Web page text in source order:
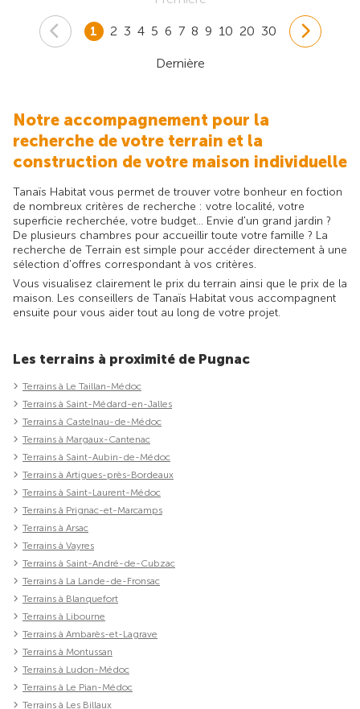
1 2 3 4 5 6 7 8 9 10 20 30
Dernière
Notre accompagnement pour la
recherche de votre terrain et la
construction de votre maison individuelle
Tanaïs Habitat vous permet de trouver votre bonheur en foction
de nombreux critères de recherche : votre localité, votre
superficie recherchée, votre budget... Envie d'un grand jardin ?
De plusieurs chambres pour accueillir toute votre famille ? La
recherche de Terrain est simple pour accéder directement à une
sélection d'offres correspondant à vos critères.
Vous visualisez clairement le prix du terrain ainsi que le prix de la
maison. Les conseillers de Tanaïs Habitat vous accompagnent
ensuite pour vous aider tout au long de votre projet.
Les terrains à proximité de Pugnac
Terrains à Le Taillan-Médoc
Terrains à Saint-Médard-en-Jalles
Terrains à Castelnau-de-Médoc
Terrains à Margaux-Cantenac
Terrains à Saint-Aubin-de-Médoc
Terrains à Artigues-près-Bordeaux
Terrains à Saint-Laurent-Médoc
Terrains à Prignac-et-Marcamps
Terrains à Arsac
Terrains à Vayres
Terrains à Saint-André-de-Cubzac
Terrains à La Lande-de-Fronsac
Terrains à Blanquefort
Terrains à Libourne
Terrains à Ambarès-et-Lagrave
Terrains à Montussan
Terrains à Ludon-Médoc
Terrains à Le Pian-Médoc
Terrains à Les Billaux